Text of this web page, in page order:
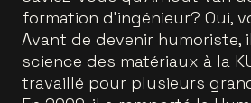
formation d'ingénieur? Oui,
Avant de devenir humoriste,
science des matériaux à la
travaillé pour plusieurs